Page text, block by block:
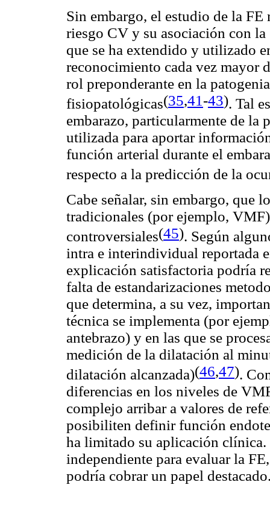
Sin embargo, el estudio de la
riesgo CV y su asociación con
que se ha extendido y utilizado
reconocimiento cada vez mayor
rol preponderante en la
fisiopatológicas(35,41 -43). Tal
embarazo, particularmente de la
utilizada para aportar
función arterial durante el
respecto a la predicción de la
Cabe señalar, sin embargo, que
tradicionales (por ejemplo,
controversiales(45). Según
intra e interindividual reportada
explicación satisfactoria podría
falta de estandarizaciones
que determina, a su vez,
técnica se implementa (por
antebrazo) y en las que se
medición de la dilatación al
dilatación alcanzada)(46,47).
diferencias en los niveles de
complejo arribar a valores de
posibiliten definir función
ha limitado su aplicación
independiente para evaluar la
podría cobrar un papel